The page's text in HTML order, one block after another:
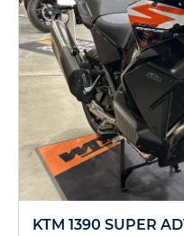
KTM 1390 SUPER